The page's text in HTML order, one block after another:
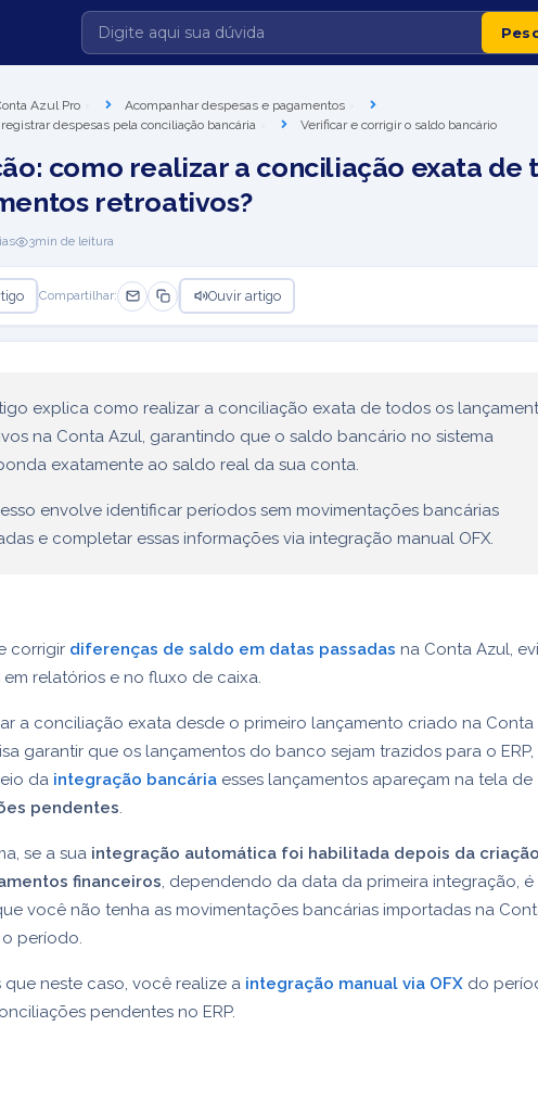
Azul Pro
Acompanhar despesas e pagamentos
registrar despesas pela conciliação bancária
Verificar e corrigir o saldo bancário
como realizar a conciliação exata de
retroativos?
3min de leitura
Compartilhar: Ouvir artigo
explica como realizar a conciliação exata de todos os
na Conta Azul, garantindo que o saldo bancário no sistema
exatamente ao saldo real da sua conta.
envolve identificar períodos sem movimentações bancárias
e completar essas informações via integração manual OFX.
corrigir diferenças de saldo em datas passadas na Conta Azul,
relatórios e no fluxo de caixa.
a conciliação exata desde o primeiro lançamento criado na Conta
garantir que os lançamentos do banco sejam trazidos para o ERP,
da integração bancária esses lançamentos apareçam na tela de
pendentes
se a sua integração automática foi habilitada depois da
financeiros , dependendo da data da primeira integração, é
você não tenha as movimentações bancárias importadas na
período.
que neste caso, você realize a integração manual via OFX do
pendentes no ERP.